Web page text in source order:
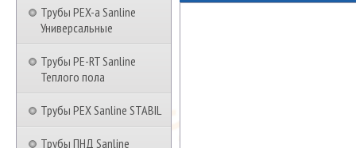
Трубы PEX-a Sanline
Универсальные
Трубы PE-RT Sanline
Теплого пола
Трубы PEX Sanline STABIL
Трубы ПНД Sanline